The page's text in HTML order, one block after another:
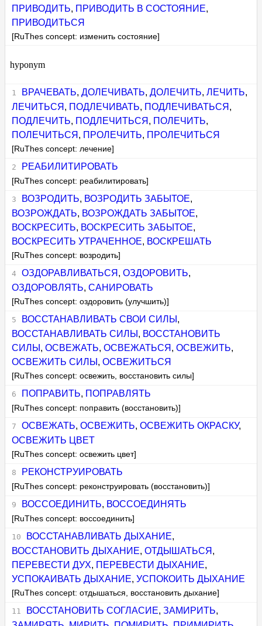
ПРИВОДИТЬ, ПРИВОДИТЬ В СОСТОЯНИЕ,
ПРИВОДИТЬСЯ
[RuThes concept: изменить состояние]
hyponym
ВРАЧЕВАТЬ, ДОЛЕЧИВАТЬ, ДОЛЕЧИТЬ, ЛЕЧИТЬ,
ЛЕЧИТЬСЯ , ПОДЛЕЧИВАТЬ, ПОДЛЕЧИВАТЬСЯ ,
ПОДЛЕЧИТЬ, ПОДЛЕЧИТЬСЯ , ПОЛЕЧИТЬ,
ПОЛЕЧИТЬСЯ , ПРОЛЕЧИТЬ, ПРОЛЕЧИТЬСЯ
[RuThes concept: лечение]
РЕАБИЛИТИРОВАТЬ
[RuThes concept: реабилитировать]
ВОЗРОДИТЬ, ВОЗРОДИТЬ ЗАБЫТОЕ,
ВОЗРОЖДАТЬ, ВОЗРОЖДАТЬ ЗАБЫТОЕ,
ВОСКРЕСИТЬ, ВОСКРЕСИТЬ ЗАБЫТОЕ,
ВОСКРЕСИТЬ УТРАЧЕННОЕ, ВОСКРЕШАТЬ
[RuThes concept: возродить]
ОЗДОРАВЛИВАТЬСЯ , ОЗДОРОВИТЬ,
ОЗДОРОВЛЯТЬ,САНИРОВАТЬ
[RuThes concept: оздоровить (улучшить)]
ВОССТАНАВЛИВАТЬ СВОИ СИЛЫ ,
ВОССТАНАВЛИВАТЬ СИЛЫ , ВОССТАНОВИТЬ
СИЛЫ ,ОСВЕЖАТЬ,ОСВЕЖАТЬСЯ ,ОСВЕЖИТЬ,
ОСВЕЖИТЬ СИЛЫ ,ОСВЕЖИТЬСЯ
[RuThes concept: освежить, восстановить силы]
ПОПРАВИТЬ, ПОПРАВЛЯТЬ
[RuThes concept: поправить (восстановить)]
ОСВЕЖАТЬ, ОСВЕЖИТЬ, ОСВЕЖИТЬ ОКРАСКУ,
ОСВЕЖИТЬ ЦВЕТ
[RuThes concept: освежить цвет]
РЕКОНСТРУИРОВАТЬ
[RuThes concept: реконструировать (восстановить)]
ВОССОЕДИНИТЬ, ВОССОЕДИНЯТЬ
[RuThes concept: воссоединить]
ВОССТАНАВЛИВАТЬ ДЫХАНИЕ,
ВОССТАНОВИТЬ ДЫХАНИЕ,ОТДЫШАТЬСЯ ,
ПЕРЕВЕСТИ ДУХ, ПЕРЕВЕСТИ ДЫХАНИЕ,
УСПОКАИВАТЬ ДЫХАНИЕ,УСПОКОИТЬ ДЫХАНИЕ
[RuThes concept: отдышаться, восстановить дыхание]
ВОССТАНОВИТЬ СОГЛАСИЕ, ЗАМИРИТЬ,